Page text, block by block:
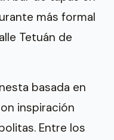
más formal
Tetuán de
basada en
inspiración
Entre los